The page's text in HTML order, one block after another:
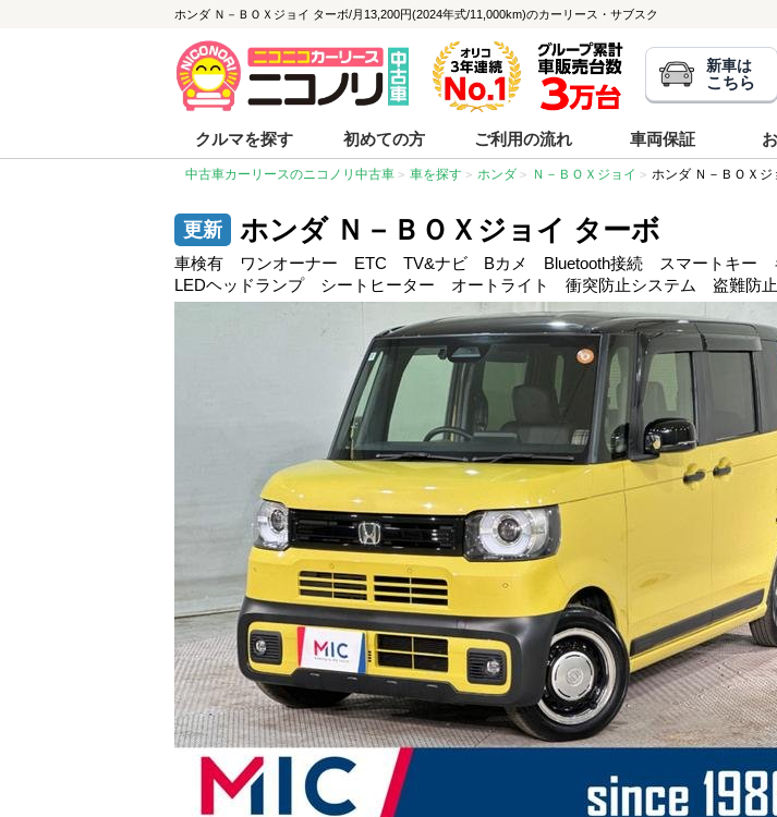
ホンダ Ｎ－ＢＯＸジョイ ターボ/月13,200円(2024年式/11,000km)のカーリース・サブスク
新車は
こちら
クルマを探す 初めての方 ご利用の流れ 車両保証
中古車カーリースのニコノリ中古車 車を探す ホンダ Ｎ－ＢＯＸジョイ ホンダ Ｎ－ＢＯＸジ
ホンダ Ｎ－ＢＯＸジョイ ターボ
車検有 ワンオーナー ETC TV&ナビ Bカメ Bluetooth接続 スマートキー
LEDヘッドランプ シートヒーター オートライト 衝突防止システム 盗難防止